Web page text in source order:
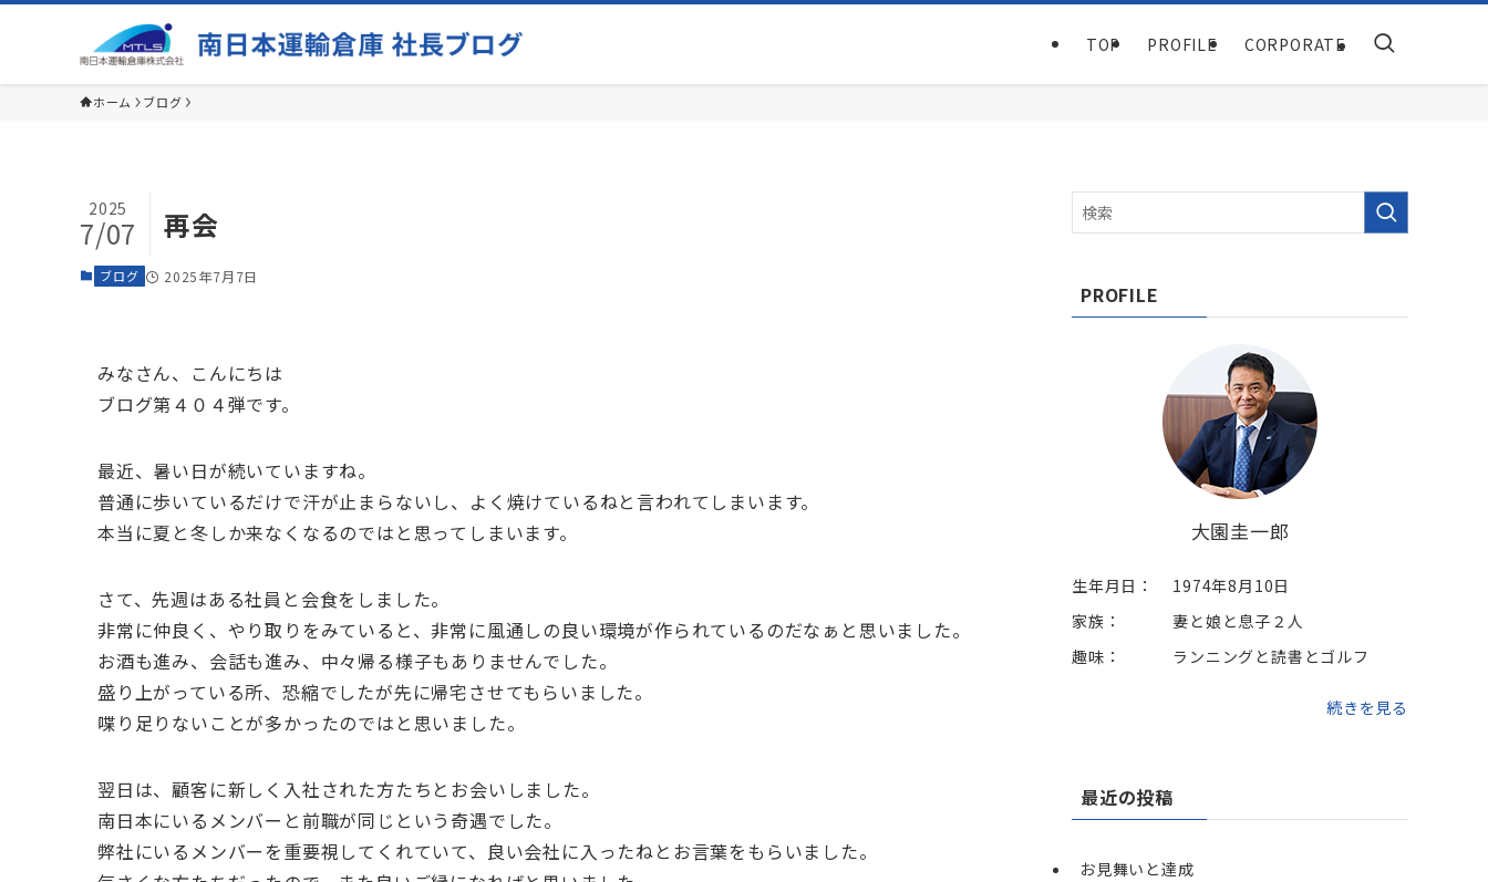
TOP PROFILE CORPORATE
ホーム ブログ
再会
2025
7/07
ブログ 2025年7月7日
みなさん、こんにちは
ブログ第４０４弾です。
最近、暑い日が続いていますね。
普通に歩いているだけで汗が止まらないし、よく焼けているねと言われてしまいます。
本当に夏と冬しか来なくなるのではと思ってしまいます。
さて、先週はある社員と会食をしました。
非常に仲良く、やり取りをみていると、非常に風通しの良い環境が作られているのだなぁと思いました。
お酒も進み、会話も進み、中々帰る様子もありませんでした。
盛り上がっている所、恐縮でしたが先に帰宅させてもらいました。
喋り足りないことが多かったのではと思いました。
翌日は、顧客に新しく入社された方たちとお会いしました。
南日本にいるメンバーと前職が同じという奇遇でした。
弊社にいるメンバーを重要視してくれていて、良い会社に入ったねとお言葉をもらいました。
PROFILE
大園圭一郎
生年月日：
1974年8月10日
家族：
妻と娘と息子２人
趣味：
ランニングと読書とゴルフ
続きを見る
最近の投稿
お見舞いと達成